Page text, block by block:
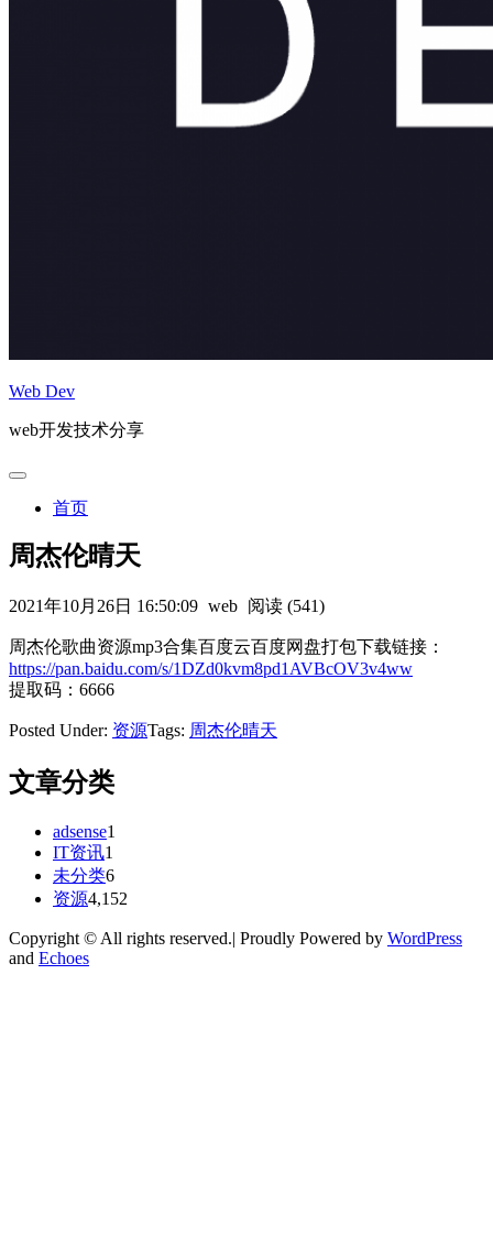
Web Dev
web开发技术分享
首页
周杰伦晴天
2021年10月26日 16:50:09 web 阅读 (541)
周杰伦歌曲资源mp3合集百度云百度网盘打包下载链接：
https://pan.baidu.com/s/1DZd0kvm8pd1AVBcOV3v4ww
提取码：6666
Posted Under: 资源Tags: 周杰伦晴天
文章分类
adsense1
IT资讯1
未分类6
资源4,152
Copyright © All rights reserved.| Proudly Powered by WordPress
and Echoes